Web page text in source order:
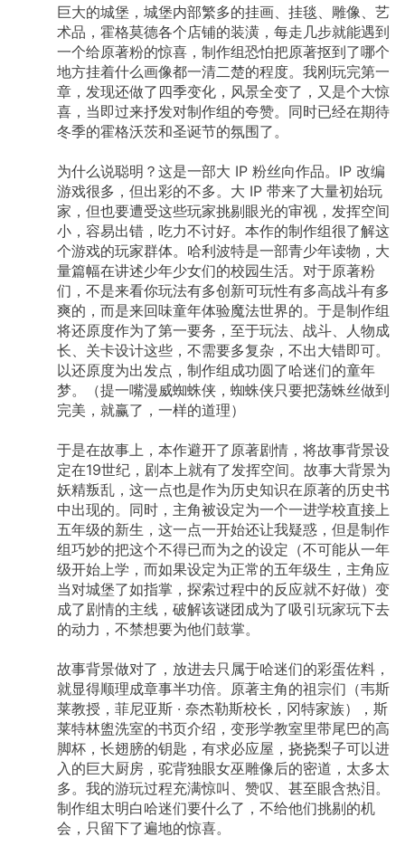
有不同的仆人做得很好了，让这些仆人先来我们
这儿登记一下。这样我们就知道，机票可以去找
这个叫 KAYAK 的，新闻可以去问 Bing，解方程
可以找 Wolfram Alpha。它在「适当时候」照着
登记册出去问了问题，然后回来用它的语言告诉
我答案。 这里还有一个厉害的地方是，在这个世
界中这些仆人是不说人话的。它们用一种叫 API
的机读语言和其他人进行交互。过去，我们日常
用的手机 app 可以代替我们将界面上的操作转化
友，却能自动把我们说的人话自动翻译成这种语
言。 这不是操作系统，而是一种对世界上已有服
务的 API 通过自然语言进行索引和整合的方式，
也给所有已有服务提供了自然语言界面。通过它
你可以利用已有的服务获取数据，也进行少量的
行动（这一点实际上是出于安全的限制）。 当
然，你可以说着这有点儿像一个操作系统，毕竟
用户可以交付任务给它……那么它也有点像一个浏
览器，有点像一个应用商店，有点像手机桌面，
有点像搜索引擎，虽然我觉得它最像的还是……
3721 中文网址导航。 用比喻来讨论问题总是不
精准的，取决于你关心什么方面，希望获得什么
样的隐含暗示。就好像说现在到底是 AI 的
BlackBerry 时刻还是 iPhone 时刻还是 iPhone
3GS 时刻还是 iPhone 4 时刻……Depends。 至
于说这个 plugins 系统可以自己给自己写
创始人 Greg 在 Twitter 上说的不错，一个 plugin
的开发很简单，你就是为一个自然语言模型来写
API 文档。但这个前提是你得先有 API。如果你已
经做出一个 Wolfram Alpha 了，要接入的确是很
简单的。就好像给 Chrome 写一个 web app 其
实也很简单，因为本质上那只是一个已有网站的
书签。 当然了，既然 GPT 已经可以帮忙写代码
了，所以你用 GPT 从 0 开始写出一个 plugin 理
论上是可能的，但这不是 plugins 系统的开箱体
验。Greg 说的「为自然语言模型写 API」，并不
是大家所理解的「用自然语言模型来写 API」。
目前 plugin 的接口仍然需要写成机读语言——尽
管理论上，如果你写出足够详细的 prompt，也可
重要，也许就是差一层窗户纸。但总之，描述的
还不是已经实现的体验。 ChatGPT 的 plugin 系
统的设计和之前类似系统比，真的新颖之处在哪
里呢？前面说到「适当时候」，在接口中，你可
以用自然语言告知 ChatGPT 你这个 API 能干
啥，ChatGPT 用自然语言理解了这一点后，就可
以自动根据用户的输入来判断什么时候应该找谁
来满足用户的需求。你只需要告诉它一次「买机
票去 KAYAK」，它就知道下次你问它 UA888 的
时候可以去找 KAYAK。 这是不是就是我们中国人
熟悉的……流量分发？大家都很熟悉，在 PC 时代
巨大的城堡，城堡内部繁多的挂画、挂毯、雕像、艺
术品，霍格莫德各个店铺的装潢，每走几步就能遇到
一个给原著粉的惊喜，制作组恐怕把原著抠到了哪个
地方挂着什么画像都一清二楚的程度。我刚玩完第一
章，发现还做了四季变化，风景全变了，又是个大惊
喜，当即过来抒发对制作组的夸赞。同时已经在期待
冬季的霍格沃茨和圣诞节的氛围了。
为什么说聪明？这是一部大 IP 粉丝向作品。IP 改编
游戏很多，但出彩的不多。大 IP 带来了大量初始玩
家，但也要遭受这些玩家挑剔眼光的审视，发挥空间
小，容易出错，吃力不讨好。本作的制作组很了解这
个游戏的玩家群体。哈利波特是一部青少年读物，大
量篇幅在讲述少年少女们的校园生活。对于原著粉
们，不是来看你玩法有多创新可玩性有多高战斗有多
爽的，而是来回味童年体验魔法世界的。于是制作组
将还原度作为了第一要务，至于玩法、战斗、人物成
长、关卡设计这些，不需要多复杂，不出大错即可。
以还原度为出发点，制作组成功圆了哈迷们的童年
梦。（提一嘴漫威蜘蛛侠，蜘蛛侠只要把荡蛛丝做到
完美，就赢了，一样的道理）
于是在故事上，本作避开了原著剧情，将故事背景设
定在19世纪，剧本上就有了发挥空间。故事大背景为
妖精叛乱，这一点也是作为历史知识在原著的历史书
中出现的。同时，主角被设定为一个一进学校直接上
五年级的新生，这一点一开始还让我疑惑，但是制作
组巧妙的把这个不得已而为之的设定（不可能从一年
级开始上学，而如果设定为正常的五年级生，主角应
当对城堡了如指掌，探索过程中的反应就不好做）变
成了剧情的主线，破解该谜团成为了吸引玩家玩下去
的动力，不禁想要为他们鼓掌。
故事背景做对了，放进去只属于哈迷们的彩蛋佐料，
就显得顺理成章事半功倍。原著主角的祖宗们（韦斯
莱教授，菲尼亚斯 · 奈杰勒斯校长，冈特家族），斯
莱特林盥洗室的书页介绍，变形学教室里带尾巴的高
脚杯，长翅膀的钥匙，有求必应屋，挠挠梨子可以进
入的巨大厨房，驼背独眼女巫雕像后的密道，太多太
多。我的游玩过程充满惊叫、赞叹、甚至眼含热泪。
制作组太明白哈迷们要什么了，不给他们挑剔的机
会，只留下了遍地的惊喜。